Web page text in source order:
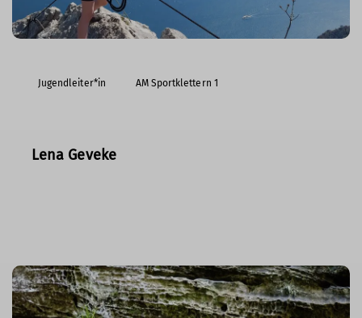
Jugendleiter*in AM Sportklettern 1
Lena Geveke